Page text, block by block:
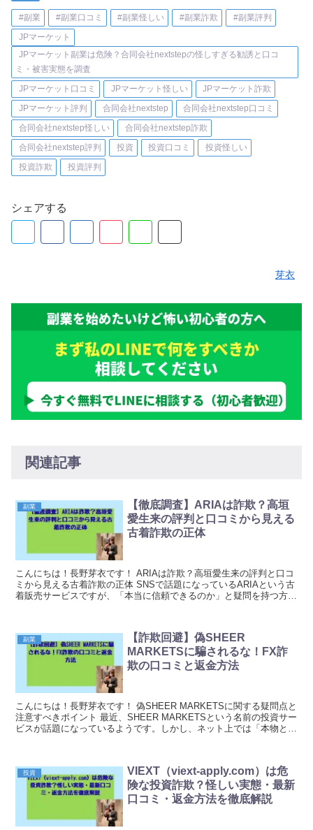
#副業 #副業口コミ #副業怪しい #副業詐欺
#副業評判
JPマーケット
JPマーケット副業は危険？合同会社nextstepの怪しすぎる勧誘と口コ
ミ・被害実態を調査
JPマーケット口コミ
JPマーケット怪しい
JPマーケット詐欺
JPマーケット評判
合同会社nextstep
合同会社nextstep口コミ
合同会社nextstep怪しい
合同会社nextstep詐欺
合同会社nextstep評判
投資 投資口コミ
投資怪しい
投資詐欺
投資評判
シェアする
芽衣
関連記事
副業
【徹底調査】ARIAは詐欺？高垣
愛生来の評判と口コミから見える
古着詐欺の正体
こんにちは！長野芽衣です！ ARIAは詐欺？高垣愛生来の評判と口コ
ミから見える古着詐欺の正体 SNSで話題になっているARIAという古
着販売サービスですが、「本当に信頼できるのか」と疑問を持つ方が
副業
【詐欺回避】偽SHEER
MARKETSに騙されるな！FX詐
欺の口コミと返金方法
こんにちは！長野芽衣です！ 偽SHEER MARKETSに関する疑問点と
注意すべきポイント 最近、SHEER MARKETSという名前の投資サー
ビスが話題になっているようです。しかし、ネット上では「本物とは
投資
VIEXT（viext-apply.com）は危
険な投資詐欺？怪しい実態・最新
口コミ・返金方法を徹底解説